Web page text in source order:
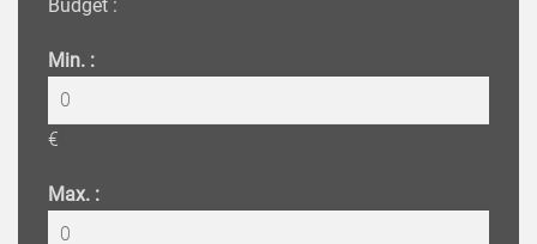
Budget :
Min. :
€
Max. :